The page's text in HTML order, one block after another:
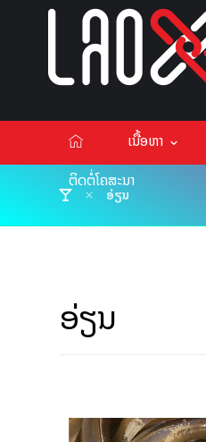
ເນື້ອຫາ
ຕິດຕໍ່ໂຄສະນາ
ອ່ຽນ
ອ່ຽນ